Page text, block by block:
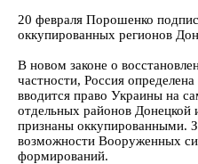
20 февраля Порошенко
оккупированных регионов
В новом законе о
частности, Россия
вводится право Украины на
отдельных районов Донецкой
признаны оккупированными.
возможности Вооруженных
формирований.